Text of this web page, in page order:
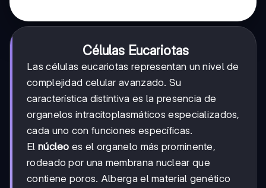
Células Eucariotas
Las células eucariotas representan un nivel de
complejidad celular avanzado. Su
característica distintiva es la presencia de
organelos intracitoplasmáticos especializados,
cada uno con funciones específicas.
El núcleo es el organelo más prominente,
rodeado por una membrana nuclear que
contiene poros. Alberga el material genético